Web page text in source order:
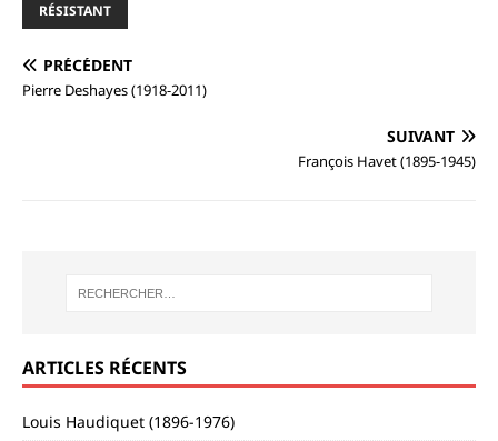
RÉSISTANT
PRÉCÉDENT
Pierre Deshayes (1918-2011)
SUIVANT
François Havet (1895-1945)
ARTICLES RÉCENTS
Louis Haudiquet (1896-1976)